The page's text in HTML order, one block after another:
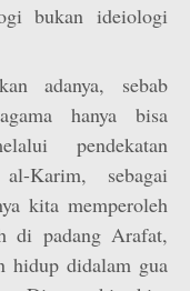
bukan ideiologi
adanya, sebab
hanya bisa
pendekatan
Karim, sebagai
kita memperoleh
di padang Arafat,
hidup didalam gua